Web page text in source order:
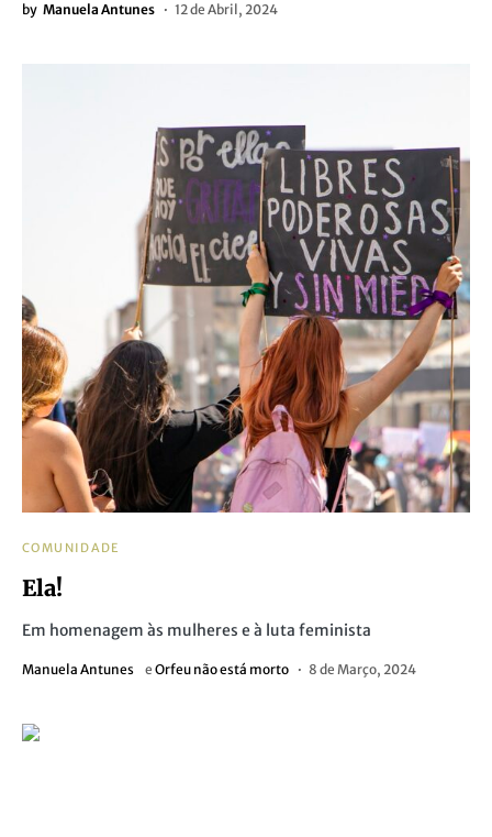
by Manuela Antunes 12 de Abril, 2024
COMUNIDADE
Ela!
Em homenagem às mulheres e à luta feminista
Manuela Antunes e Orfeu não está morto 8 de Março, 2024